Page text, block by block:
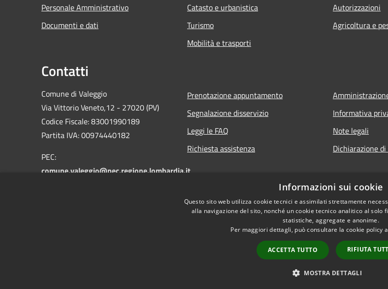
Personale Amministrativo
Documenti e dati
Catasto e urbanistica
Turismo
Mobilità e trasporti
Autorizzazioni
Agricoltura e
Contatti
Comune di Valeggio
Via Vittorio Veneto,12 - 27020 (PV)
Codice Fiscale: 83001990189
Partita IVA: 00974440182
PEC:
comune.valeggio@pec.regione.lombardia.it
Prenotazione appuntamento
Segnalazione disservizio
Leggi le FAQ
Richiesta assistenza
Informativa
Note legali
Dichiarazione
Copyright ©
Informazioni sui cookie
Questo sito web utilizza cookie tecnici e assimilati strettamente
alla navigazione del sito, nonché un cookie tecnico analitico al solo
statistiche, aggregate e anonime.
Per maggiori dettagli, può consultare la cookie policy
ACCETTA TUTTO RIFIUTA
MOSTRA DETTAGLI